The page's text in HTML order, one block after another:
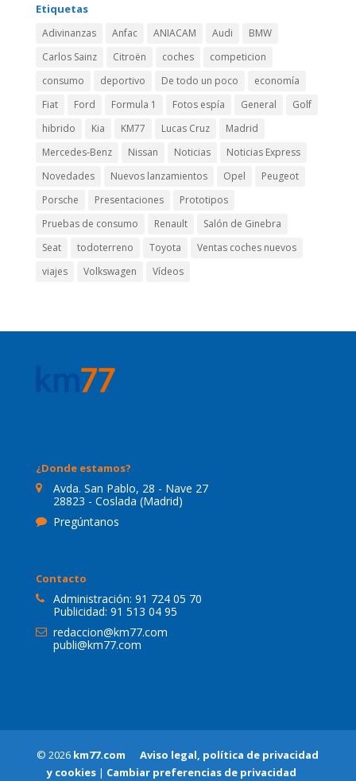
Etiquetas
Adivinanzas Anfac ANIACAM Audi
BMW
Carlos Sainz
Citroën coches
competicion
consumo
deportivo De todo un poco
economía
Fiat
Ford Formula 1 Fotos espía General
Golf
hibrido
Kia KM77 Lucas Cruz
Madrid
Mercedes-Benz
Nissan Noticias
Noticias Express
Novedades
Nuevos lanzamientos Opel
Peugeot
Porsche
Presentaciones
Prototipos
Pruebas de consumo
Renault
Salón de Ginebra
Seat
todoterreno Toyota
Ventas coches nuevos
viajes
Volkswagen Vídeos
¿Donde estamos?
Avda. San Pablo, 28 - Nave 27
28823 - Coslada (Madrid)
Pregúntanos
Contacto
Administración: 91 724 05 70
Publicidad: 91 513 04 95
redaccion@km77.com
publi@km77.com
© 2026 km77.com
Aviso legal, política de privacidad
y cookies | Cambiar preferencias de privacidad